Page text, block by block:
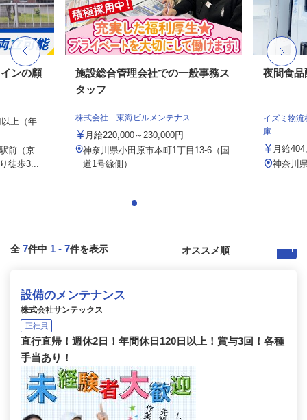
ンの顧
上（年
前（京
徒歩3...
施設総合管理会社での一般事務ス
タッフ
株式会社 東海ビルメンテナス
月給220,000～230,000円
神奈川県小田原市本町1丁目13-6（国
道1号線側）
夜間食品
イズミ物
庫
月給
神奈川
全 7件中 1 - 7件を表示
設備のメンテナンス
株式会社サンテックス
正社員
直行直帰！週休2日！年間休日120日以上！賞与3回！各種
手当あり！